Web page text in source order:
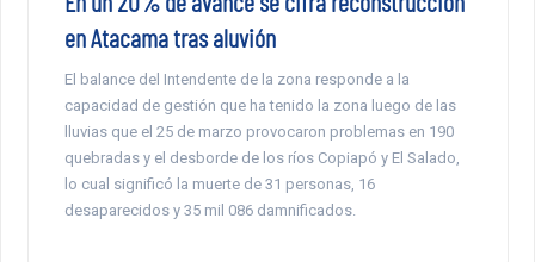
en Atacama tras aluvión
El balance del Intendente de la zona responde a la
capacidad de gestión que ha tenido la zona luego de las
lluvias que el 25 de marzo provocaron problemas en 190
quebradas y el desborde de los ríos Copiapó y El Salado,
lo cual significó la muerte de 31 personas, 16
desaparecidos y 35 mil 086 damnificados.